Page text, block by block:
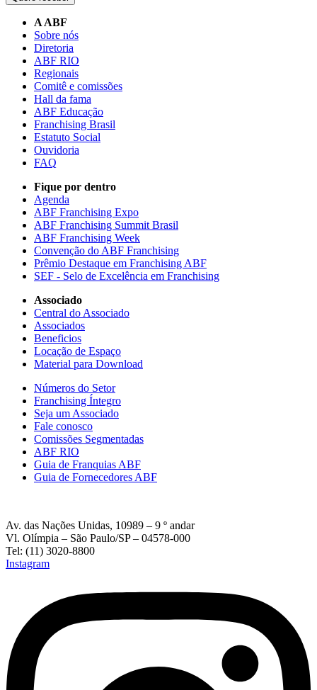
A ABF
Sobre nós
Diretoria
ABF RIO
Regionais
Comitê e comissões
Hall da fama
ABF Educação
Franchising Brasil
Estatuto Social
Ouvidoria
FAQ
Fique por dentro
Agenda
ABF Franchising Expo
ABF Franchising Summit Brasil
ABF Franchising Week
Convenção do ABF Franchising
Prêmio Destaque em Franchising ABF
SEF - Selo de Excelência em Franchising
Associado
Central do Associado
Associados
Beneficios
Locação de Espaço
Material para Download
Números do Setor
Franchising Íntegro
Seja um Associado
Fale conosco
Comissões Segmentadas
ABF RIO
Guia de Franquias ABF
Guia de Fornecedores ABF
Av. das Nações Unidas, 10989 – 9 º andar
Vl. Olímpia – São Paulo/SP – 04578-000
Tel: (11) 3020-8800
Instagram